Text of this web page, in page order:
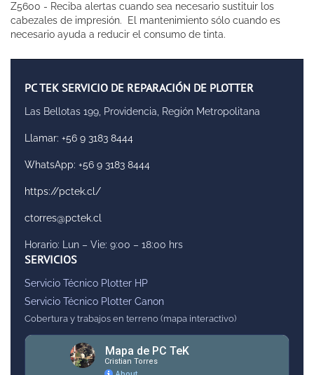
Z5600 - Reciba alertas cuando sea necesario sustituir los
cabezales de impresión. El mantenimiento sólo cuando es
necesario ayuda a reducir el consumo de tinta.
PC TEK SERVICIO DE REPARACIÓN DE PLOTTER
Las Bellotas 199, Providencia, Región Metropolitana
Llamar: +56 9 3183 8444
WhatsApp: +56 9 3183 8444
https://pctek.cl/
ctorres@pctek.cl
Horario: Lun – Vie: 9:00 – 18:00 hrs
SERVICIOS
Servicio Técnico Plotter HP
Servicio Técnico Plotter Canon
Cobertura y trabajos en terreno (mapa interactivo)